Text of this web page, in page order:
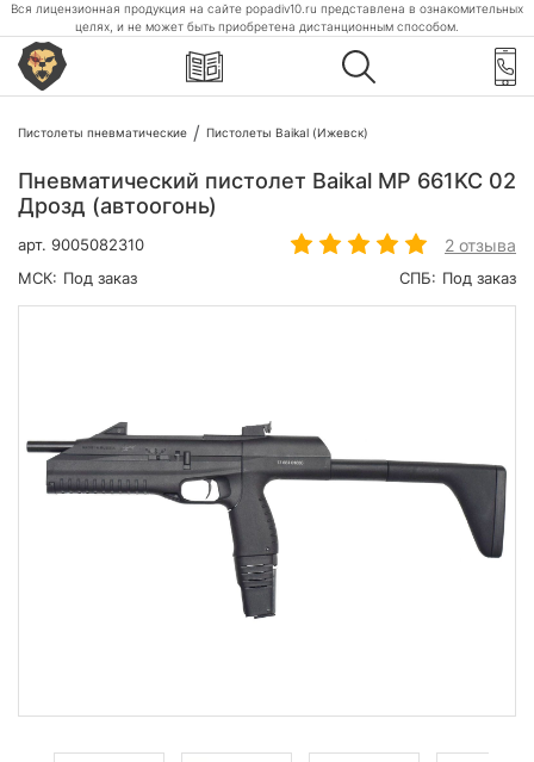
Вся лицензионная продукция на сайте popadiv10.ru представлена в ознакомительных
целях, и не может быть приобретена дистанционным способом.
Пистолеты пневматические Пистолеты Baikal (Ижевск)
Пневматический пистолет Baikal MP 661KC 02
Дрозд (автоогонь)
арт. 9005082310 2 отзыва
МСК: Под заказ СПБ: Под заказ